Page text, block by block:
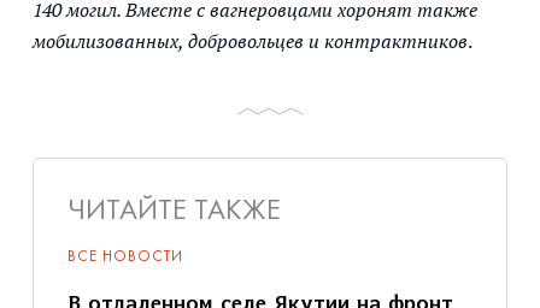
140 могил. Вместе с вагнеровцами хоронят также
мобилизованных, добровольцев и контрактников.
ЧИТАЙТЕ ТАКЖЕ
ВСЕ НОВОСТИ